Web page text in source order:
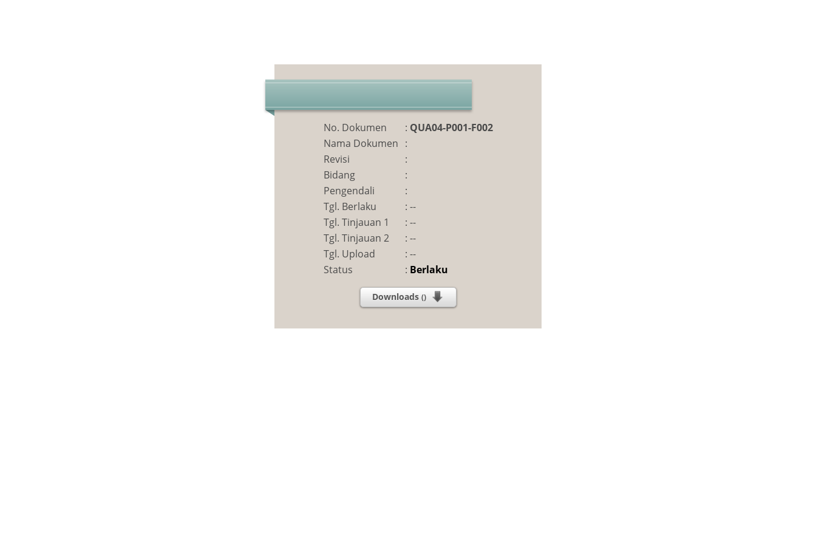
No. Dokumen : QUA04-P001-F002
Nama Dokumen :
Revisi
:
Bidang
:
Pengendali
:
Tgl. Berlaku
: --
Tgl. Tinjauan 1
: --
Tgl. Tinjauan 2
: --
Tgl. Upload
: --
Status
: Berlaku
Downloads ()